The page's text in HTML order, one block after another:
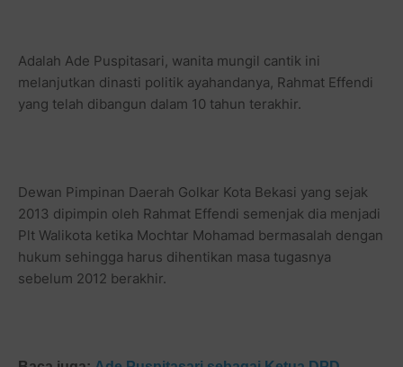
Adalah Ade Puspitasari, wanita mungil cantik ini
melanjutkan dinasti politik ayahandanya, Rahmat Effendi
yang telah dibangun dalam 10 tahun terakhir.
Dewan Pimpinan Daerah Golkar Kota Bekasi yang sejak
2013 dipimpin oleh Rahmat Effendi semenjak dia menjadi
Plt Walikota ketika Mochtar Mohamad bermasalah dengan
hukum sehingga harus dihentikan masa tugasnya
sebelum 2012 berakhir.